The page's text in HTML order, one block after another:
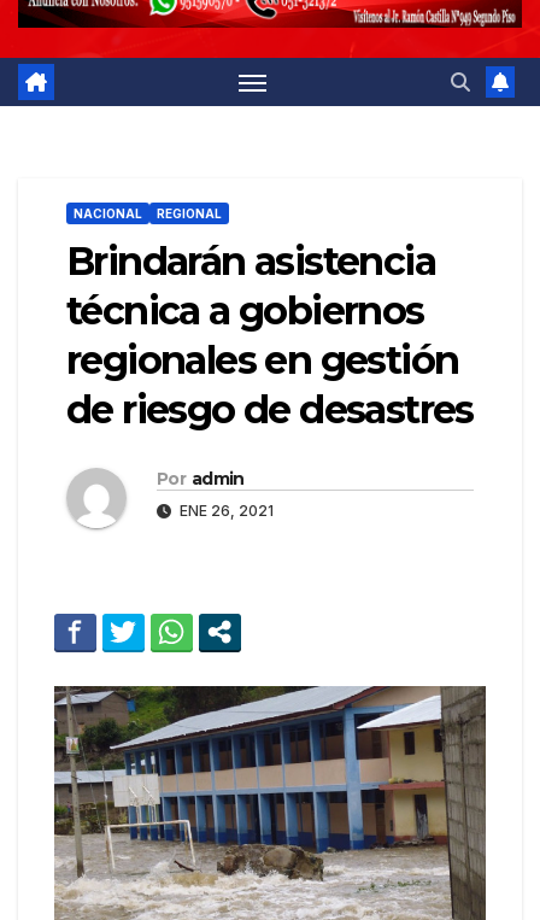
NACIONAL REGIONAL
Brindarán asistencia
técnica a gobiernos
regionales en gestión
de riesgo de desastres
Por admin
ENE 26, 2021